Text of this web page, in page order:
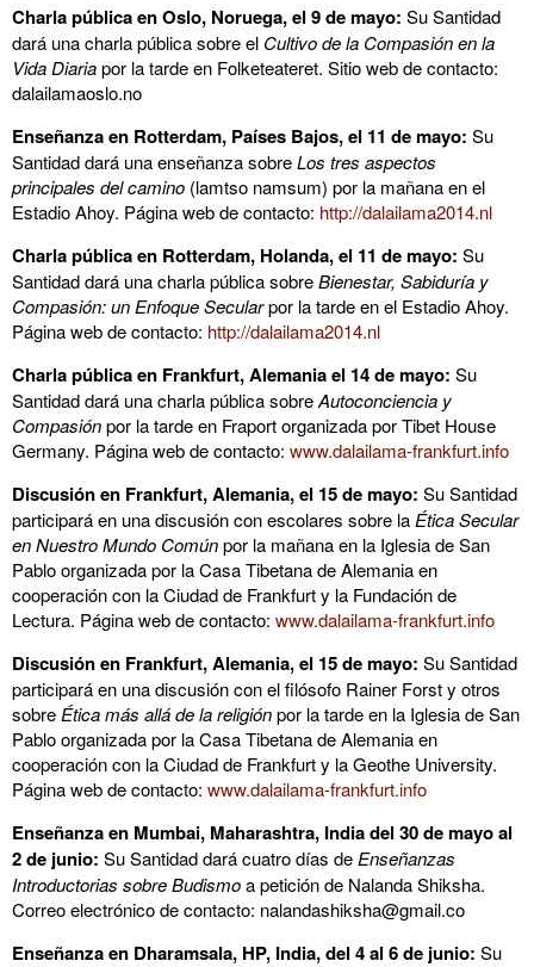
Charla pública en Oslo, Noruega, el 9 de mayo: Su Santidad
dará una charla pública sobre el Cultivo de la Compasión en la
Vida Diariapor la tarde en Folketeateret. Sitio web de contacto:
dalailamaoslo.no
Enseñanza en Rotterdam, Países Bajos, el 11 de mayo: Su
Santidad dará una enseñanza sobreLos tres aspectos
principales del camino (lamtso namsum) por la mañana en el
Estadio Ahoy. Página web de contacto: http://dalailama2014.nl
Charla pública en Rotterdam, Holanda, el 11 de mayo: Su
Santidad dará una charla pública sobreBienestar, Sabiduría y
Compasión: un Enfoque Secularpor la tarde en el Estadio Ahoy.
Página web de contacto: http://dalailama2014.nl
Charla pública en Frankfurt, Alemania el 14 de mayo: Su
Santidad dará una charla pública sobreAutoconciencia y
Compasiónpor la tarde en Fraport organizada por Tibet House
Germany. Página web de contacto: www.dalailama-frankfurt.info
Discusión en Frankfurt, Alemania, el 15 de mayo: Su Santidad
participará en una discusión con escolares sobre la Ética Secular
en Nuestro Mundo Comúnpor la mañana en la Iglesia de San
Pablo organizada por la Casa Tibetana de Alemania en
cooperación con la Ciudad de Frankfurt y la Fundación de
Lectura. Página web de contacto: www.dalailama-frankfurt.info
Discusión en Frankfurt, Alemania, el 15 de mayo: Su Santidad
participará en una discusión con el filósofo Rainer Forst y otros
sobre Ética más allá de la religiónpor la tarde en la Iglesia de San
Pablo organizada por la Casa Tibetana de Alemania en
cooperación con la Ciudad de Frankfurt y la Geothe University.
Página web de contacto: www.dalailama-frankfurt.info
Enseñanza en Mumbai, Maharashtra, India del 30 de mayo al
2 de junio: Su Santidad dará cuatro días de Enseñanzas
Introductorias sobre Budismoa petición de Nalanda Shiksha.
Correo electrónico de contacto: nalandashiksha@gmail.co
Enseñanza en Dharamsala, HP, India, del 4 al 6 de junio: Su